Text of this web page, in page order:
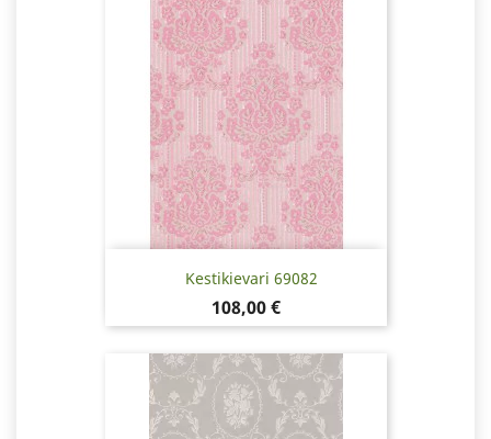
Kestikievari 69082
Hinta
108,00 €